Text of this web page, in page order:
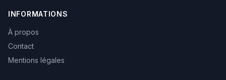
INFORMATIONS
À propos
Contact
Mentions légales